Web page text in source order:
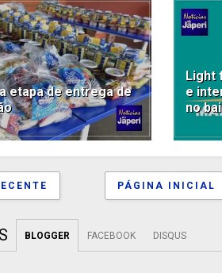
etapa de entrega de
Light
e
no
PÁGINA INICIAL
BLOGGER FACEBOOK DISQUS